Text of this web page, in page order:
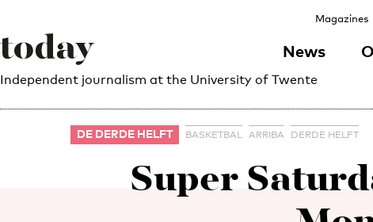
Independent journalism at the University of Twente
News
Magazines
DE DERDE HELFT BASKETBAL ARRIBA DERDE HELFT
Super